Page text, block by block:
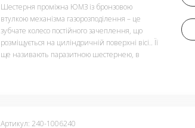
Шестерня проміжна ЮМЗ із бронзовою
втулкою механізма газорозподілення – це
зубчате колесо постійного зачеплення, що
розміщується на циліндричній поверхні вісі.. Її
ще називають паразитною шестернею, в
Артикул: 240-1006240